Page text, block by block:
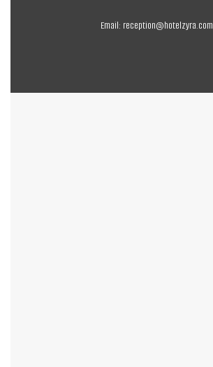
Email: reception@hotelzyra.com